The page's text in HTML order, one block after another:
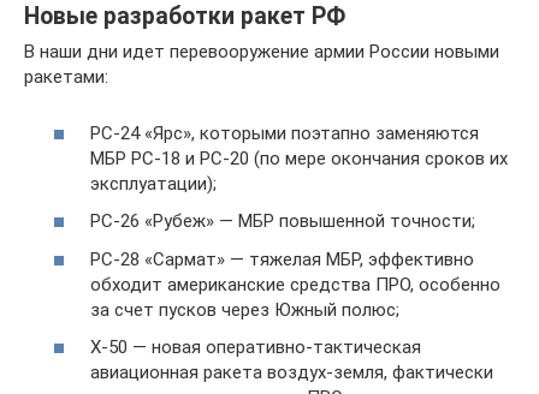
Новые разработки ракет РФ
В наши дни идет перевооружение армии России новыми
ракетами:
РС-24 «Ярс», которыми поэтапно заменяются
МБР РС-18 и РС-20 (по мере окончания сроков их
эксплуатации);
РС-26 «Рубеж» — МБР повышенной точности;
РС-28 «Сармат» — тяжелая МБР, эффективно
обходит американские средства ПРО, особенно
за счет пусков через Южный полюс;
Х-50 — новая оперативно-тактическая
авиационная ракета воздух-земля, фактически